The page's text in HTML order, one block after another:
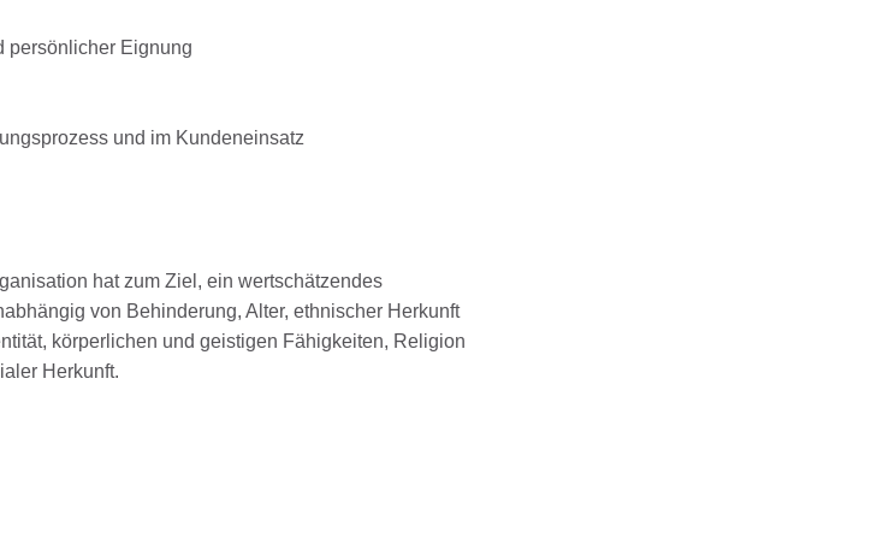
persönlicher Eignung
und im Kundeneinsatz
hat zum Ziel, ein wertschätzendes
von Behinderung, Alter, ethnischer Herkunft
körperlichen und geistigen Fähigkeiten, Religion
Herkunft.